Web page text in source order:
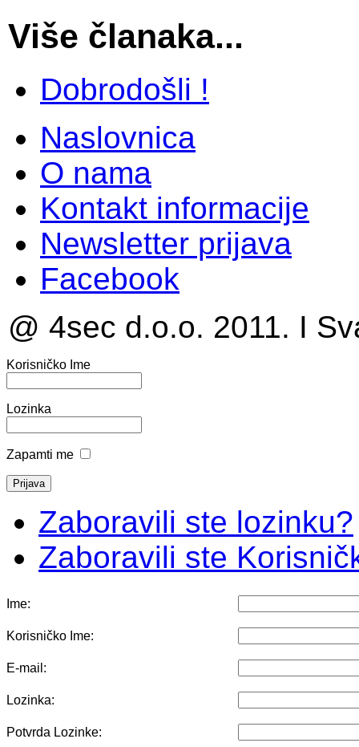
Više članaka...
Dobrodošli !
Naslovnica
O nama
Kontakt informacije
Newsletter prijava
Facebook
@ 4sec d.o.o. 2011. I
Korisničko Ime
Lozinka
Zapamti me
Zaboravili ste lozinku?
Zaboravili ste
Ime:
Korisničko Ime:
E-mail:
Lozinka:
Potvrda Lozinke: